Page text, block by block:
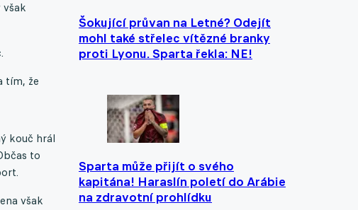
Šokující průvan na Letné? Odejít
mohl také střelec vítězné branky
proti Lyonu. Sparta řekla: NE!
Sparta může přijít o svého
kapitána! Haraslín poletí do Arábie
na zdravotní prohlídku
tím, že
kouč hrál
to
však